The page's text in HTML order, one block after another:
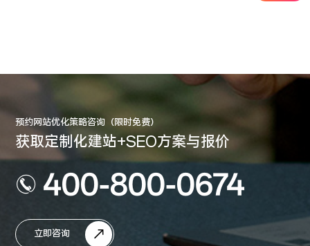
预约网站优化策略咨询（限时免费）
获取定制化建站+SEO方案与报价
400-800-0674
立即咨询